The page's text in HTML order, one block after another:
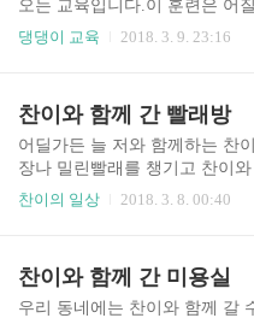
오는 교육입니다.이 훈련은 어
이 많이 되는 교육입니다.교육
하답니다. 몇번하더니 잔머리를
까지만 갔다가 다시오기도 했는
복이 최고인거 같네요. 찬이 기
상입니다.어질리티를 시작 하고
고하면 좋을것 같네요. 꼭 기둥
댕댕이 교육 2018. 3. 9. 23:16
찬이와 함께 간 빨래방
어딜가든 늘 저와 함께하는 찬
장나 밀린빨래를 챙기고 찬이
출동.찬이는 산책을 나가는줄
거 같네요. 빨리하는 동안 이쁘
아는 찬.그래 실내에서는 얌전
찬이의 일상 2018. 3. 8. 00:40
찬이와 함께 간 미용실
우리 동네에는 찬이와 함께 갈